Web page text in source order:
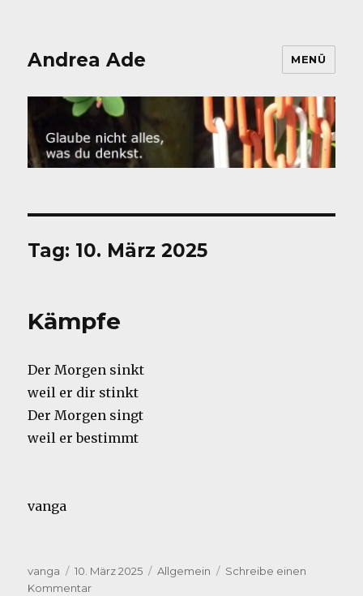
Andrea Ade MENÜ
Tag: 10. März 2025
Kämpfe
Der Morgen sinkt
weil er dir stinkt
Der Morgen singt
weil er bestimmt
vanga
Autor
vanga
Veröffentlicht
am
10. März 2025 Kategorien
Allgemein
Schreibe einen
Kommentarzu